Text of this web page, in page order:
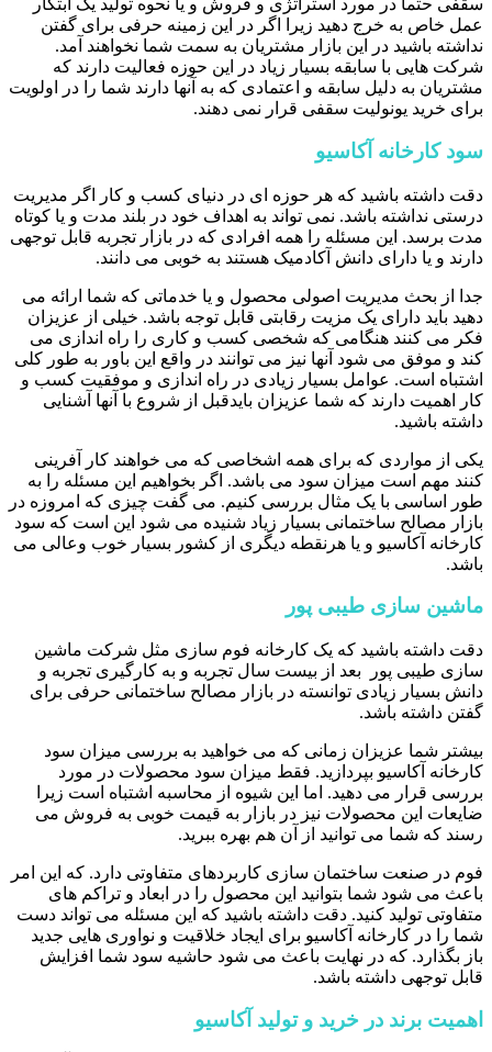
سقفی حتما در مورد استراتژی و فروش و یا نحوه تولید یک ابتکار
عمل خاص به خرج دهید زیرا اگر در این زمینه حرفی برای گفتن
نداشته باشید در این بازار مشتریان به سمت شما نخواهند آمد.
شرکت هایی با سابقه بسیار زیاد در این حوزه فعالیت دارند که
مشتریان به دلیل سابقه و اعتمادی که به آنها دارند شما را در اولویت
برای خرید یونولیت سقفی قرار نمی دهند.
سود کارخانه آکاسیو
دقت داشته باشید که هر حوزه ای در دنیای کسب و کار اگر مدیریت
درستی نداشته باشد. نمی تواند به اهداف خود در بلند مدت و یا کوتاه
مدت برسد. این مسئله را همه افرادی که در بازار تجربه قابل توجهی
دارند و یا دارای دانش آکادمیک هستند به خوبی می دانند.
جدا از بحث مدیریت اصولی محصول و یا خدماتی که شما ارائه می
دهید باید دارای یک مزیت رقابتی قابل توجه باشد. خیلی از عزیزان
فکر می کنند هنگامی که شخصی کسب و کاری را راه اندازی می
کند و موفق می شود آنها نیز می توانند در واقع این باور به طور کلی
اشتباه است. عوامل بسیار زیادی در راه اندازی و موفقیت کسب و
کار اهمیت دارند که شما عزیزان بایدقبل از شروع با آنها آشنایی
داشته باشید.
یکی از مواردی که برای همه اشخاصی که می خواهند کار آفرینی
کنند مهم است میزان سود می باشد. اگر بخواهیم این مسئله را به
طور اساسی با یک مثال بررسی کنیم. می گفت چیزی که امروزه در
بازار مصالح ساختمانی بسیار زیاد شنیده می شود این است که سود
کارخانه آکاسیو و یا هرنقطه دیگری از کشور بسیار خوب وعالی می
باشد.
ماشین سازی طیبی پور
دقت داشته باشید که یک کارخانه فوم سازی مثل شرکت ماشین
سازی طیبی پور بعد از بیست سال تجربه و به کارگیری تجربه و
دانش بسیار زیادی توانسته در بازار مصالح ساختمانی حرفی برای
گفتن داشته باشد.
بیشتر شما عزیزان زمانی که می خواهید به بررسی میزان سود
کارخانه آکاسیو بپردازید. فقط میزان سود محصولات در مورد
بررسی قرار می دهید. اما این شیوه از محاسبه اشتباه است زیرا
ضایعات این محصولات نیز در بازار به قیمت خوبی به فروش می
رسند که شما می توانید از آن هم بهره ببرید.
فوم در صنعت ساختمان سازی کاربردهای متفاوتی دارد. که این امر
باعث می شود شما بتوانید این محصول را در ابعاد و تراکم های
متفاوتی تولید کنید. دقت داشته باشید که این مسئله می تواند دست
شما را در کارخانه آکاسیو برای ایجاد خلاقیت و نواوری هایی جدید
باز بگذارد. که در نهایت باعث می شود حاشیه سود شما افزایش
قابل توجهی داشته باشد.
اهمیت برند در خرید و تولید آکاسیو